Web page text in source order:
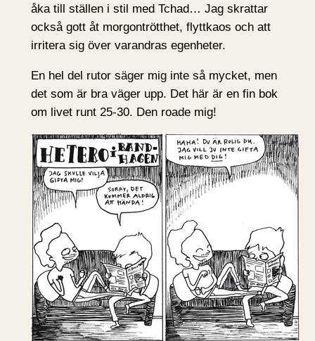
åka till ställen i stil med Tchad… Jag skrattar
också gott åt morgontrötthet, flyttkaos och att
irritera sig över varandras egenheter.
En hel del rutor säger mig inte så mycket, men
det som är bra väger upp. Det här är en fin bok
om livet runt 25-30. Den roade mig!